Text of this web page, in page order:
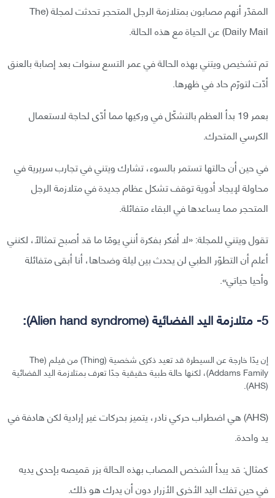
المقدّر أنهم مصابون بمتلازمة الرجل المتحجر تحدثت لمجلة (The
Daily Mail) عن الحياة مع هذه الحالة.
تم تشخيص ويتني بهذه الحالة في عمر التسع سنوات بعد إصابة بالعنق
أدّت لتورّم حاد في ظهرها.
بعمر 19 بدأ العظم بالتشكّل في وركيها مما أدّى لحاجة لاستعمال
الكرسي المتحرك.
في حين أن حالتها تستمر بالسوء، تشارك ويتني في تجارب سريرية في
محاولة لإيجاد أدوية توقف تشكل عظام جديدة في متلازمة الرجل
المتحجر مما يساعدها في البقاء متفائلة.
تقول ويتني للمجلة: «لا أفكر بفكرة أنني يومًا ما قد أصبح تمثالًا، لكنني
أعلم أن التطوّر الطبي لن يحدث بين ليلة وضحاها، أنا أبقى متفائلة
وأحيا حياتي».
5- متلازمة اليد الفضائية (Alien hand syndrome):
إن يدًا خارجة عن السيطرة قد تعيد ذكرى شخصية (Thing) من فيلم (The
Addams Family)، لكنها حالة طبية حقيقية جدًا تعرف بمتلازمة اليد الفضائية
(AHS).
(AHS) هي اضطراب حركي نادر، يتميز بحركات غير إرادية لكن هادفة في
يد واحدة.
كمثال: قد يبدأ الشخص المصاب بهذه الحالة بزر قميصه بإحدى يديه
في حين تفك اليد الأخرى الأزرار دون أن يدرك هو ذلك.